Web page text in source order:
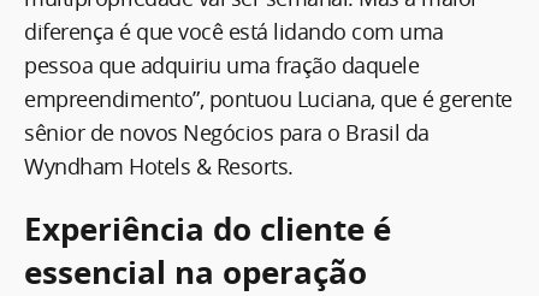
diferença é que você está lidando com uma
pessoa que adquiriu uma fração daquele
empreendimento”, pontuou Luciana, que é gerente
sênior de novos Negócios para o Brasil da
Wyndham Hotels & Resorts.
Experiência do cliente é
essencial na operação